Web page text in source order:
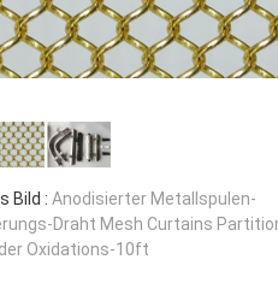
Bild : Anodisierter Metallspulen-
Draht Mesh Curtains
Oxidations-10ft